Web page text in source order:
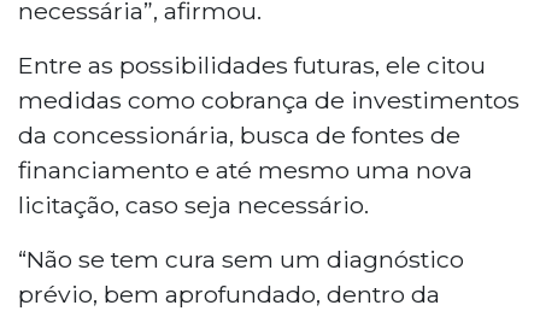
necessária”, afirmou.
Entre as possibilidades futuras, ele citou
medidas como cobrança de investimentos
da concessionária, busca de fontes de
financiamento e até mesmo uma nova
licitação, caso seja necessário.
“Não se tem cura sem um diagnóstico
prévio, bem aprofundado, dentro da